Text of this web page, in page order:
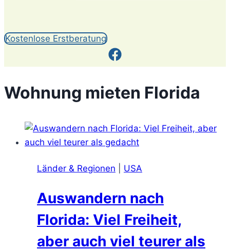
Kostenlose Erstberatung
Wohnung mieten Florida
Länder & Regionen USA
Auswandern nach
Florida: Viel Freiheit,
aber auch viel teurer als